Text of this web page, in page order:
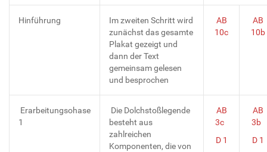
Hinführung
Im zweiten Schritt wird
zunächst das gesamte
Plakat gezeigt und
dann der Text
gemeinsam gelesen
und besprochen
AB
10c
AB
10b
Erarbeitungsohase
1
Die Dolchstoßlegende
besteht aus
zahlreichen
Komponenten, die von
AB
3c
D 1
AB
3b
D 1